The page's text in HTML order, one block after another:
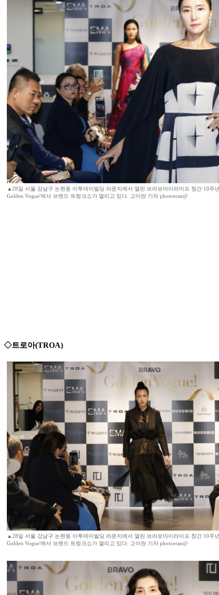
▲28일 서울 강남구 논현동 이투데이빌딩 라운지에서 열린 브라보마이라이프 창간 10주
Golden Vogue'에서 브랜드 트렁크쇼가 열리고 있다. 고이란 기자 photoeran@
◇트로아(TROA)
▲28일 서울 강남구 논현동 이투데이빌딩 라운지에서 열린 브라보마이라이프 창간 10주
Golden Vogue'에서 브랜드 트렁크쇼가 열리고 있다. 고이란 기자 photoeran@